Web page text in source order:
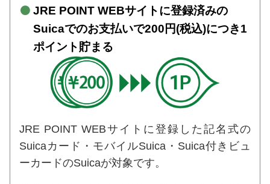
JRE POINT WEBサイトに登録済みの
Suicaでのお支払いで200円(税込)につき1
ポイント貯まる
JRE POINT WEBサイトに登録した記名式の
Suicaカード・モバイルSuica・Suica付きビュ
ーカードのSuicaが対象です。